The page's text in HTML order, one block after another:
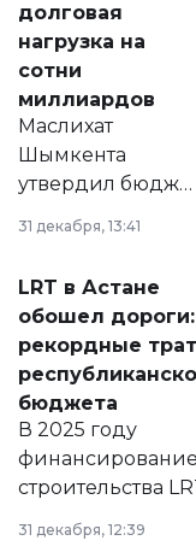
долговая
нагрузка на
сотни
миллиардов
Маслихат
Шымкента
утвердил бюджет
города на 2026–
2028 годы.
документ
появился в базе
нормативных
правовых актов и
на сайте маслихат
города.
31 декабря, 13:41
LRT в Астане
обошел дороги:
рекордные
бюджета
В 2025 году
финансирование
строительства
в Астане из
31 декабря, 12:39